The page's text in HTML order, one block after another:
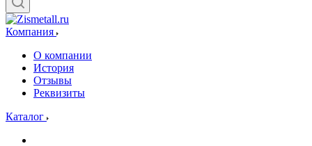
Компания
О компании
История
Отзывы
Реквизиты
Каталог